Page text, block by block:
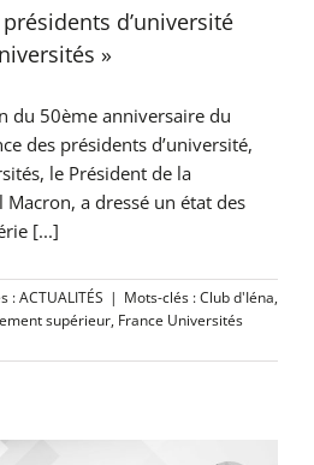
d’université
»
du 50ème anniversaire du
des présidents d’université,
le Président de la
a dressé un état des
[...]
:ACTUALITÉS | Mots-clés :Club d'Iéna,
supérieur, France Universités